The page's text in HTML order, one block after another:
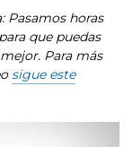
Pasamos horas
que puedas
Para más
sigue este